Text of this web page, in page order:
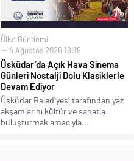
Ülke Gündemi
4 Ağustos 2026 18:19
Üsküdar’da Açık Hava Sinema
Günleri Nostalji Dolu Klasiklerle
Devam Ediyor
Üsküdar Belediyesi tarafından yaz
akşamlarını kültür ve sanatla
buluşturmak amacıyla...